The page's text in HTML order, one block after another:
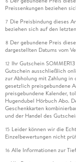
Preissenkungen beziehen
7 Die Preisbindung dieses
beziehen sich auf den
8 Der gebundene Preis
dargestellten Datums vom
12 Ihr Gutschein
Gutschein ausschließlich
zur Abholung mit Zahlung
gesetzlich preisgebundene
preisgebundene Kalender,
Hugendubel Hörbuch Abo.
Geschenkkarten
und der Handel des
15 Leider können wir die
Einzelbewertungen nicht
16 Alle Informationen zur